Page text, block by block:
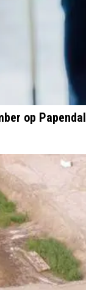
op Papendal